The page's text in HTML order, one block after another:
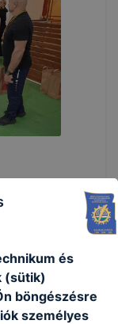
és
(sütik)
böngészésre
személyes